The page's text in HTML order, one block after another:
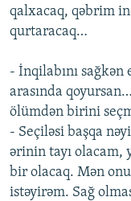
qalxacaq, qəbrim
qurtaracaq…
- İnqilabını
arasında
ölümdən birini
- Seçiləsi başqa
ərinin tayı olacam,
bir olacaq. Mən
istəyirəm. Sağ